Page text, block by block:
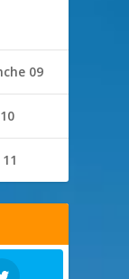
09